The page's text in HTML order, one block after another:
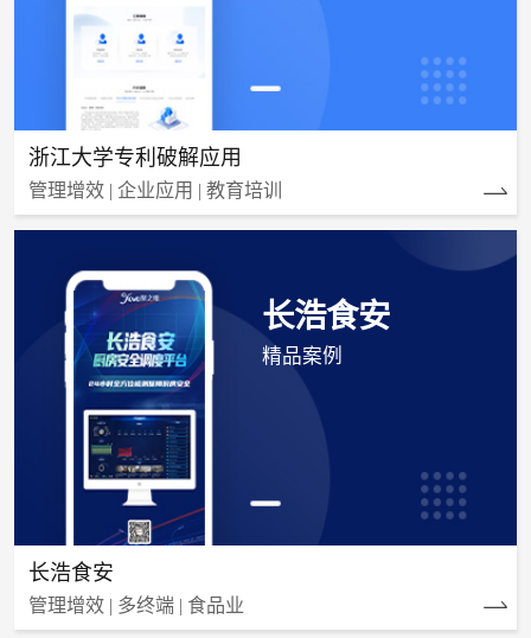
浙江大学专利破解应用
管理增效 | 企业应用 | 教育培训
长浩食安
精品案例
长浩食安
管理增效 | 多终端 | 食品业